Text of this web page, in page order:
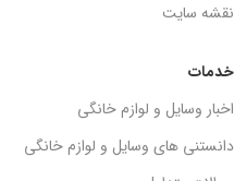
خدمات
اخبار وسایل و لوازم خانگی
دانستنی های وسایل و لوازم خانگی
نقشه سایت